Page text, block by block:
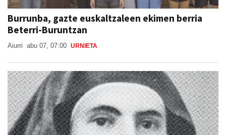
Burrunba, gazte euskaltzaleen ekimen berria
Beterri-Buruntzan
Aiurri abu 07, 07:00 URNIETA